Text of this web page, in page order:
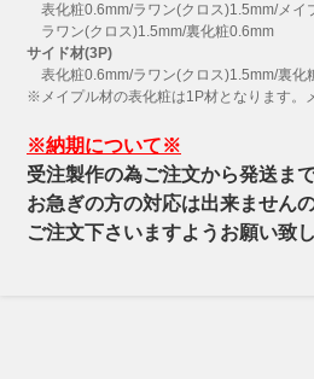
表化粧0.6mm/ラワン(クロス)1.5mm/メイ
ラワン(クロス)1.5mm/裏化粧0.6mm
サイド材(3P)
表化粧0.6mm/ラワン(クロス)1.5mm/裏化
※メイプル材の表化粧は1P材となります。
※納期について※
受注製作の為ご注文から発送ま
お急ぎの方の対応は出来ません
ご注文下さいますようお願い致し